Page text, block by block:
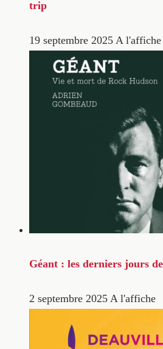
trip
19 septembre 2025 A l'affiche
Géant : les derniers jours
2 septembre 2025 A l'affiche